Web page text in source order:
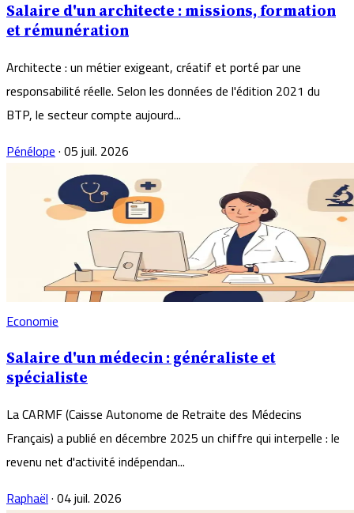
Salaire d'un architecte : missions, formation
et rémunération
Architecte : un métier exigeant, créatif et porté par une
responsabilité réelle. Selon les données de l'édition 2021 du
BTP, le secteur compte aujourd...
Pénélope·05 juil. 2026
Economie
Salaire d'un médecin : généraliste et
spécialiste
La CARMF (Caisse Autonome de Retraite des Médecins
Français) a publié en décembre 2025 un chiffre qui interpelle : le
revenu net d'activité indépendan...
Raphaël·04 juil. 2026